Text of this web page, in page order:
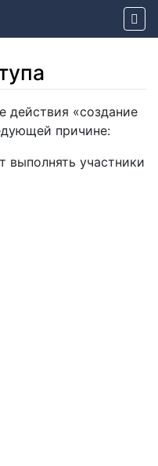
действия «создание
причине:
выполнять участники